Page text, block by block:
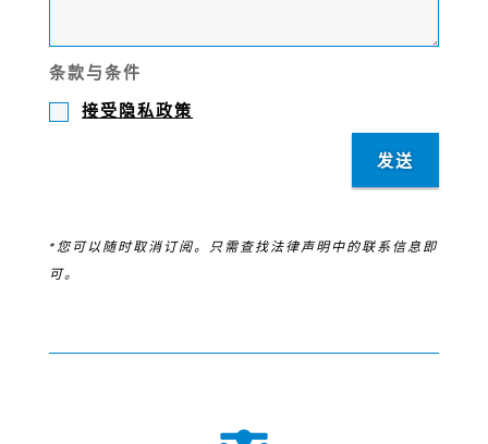
条款与条件
接受隐私政策
发送
*您可以随时取消订阅。只需查找法律声明中的联系信息即
可。